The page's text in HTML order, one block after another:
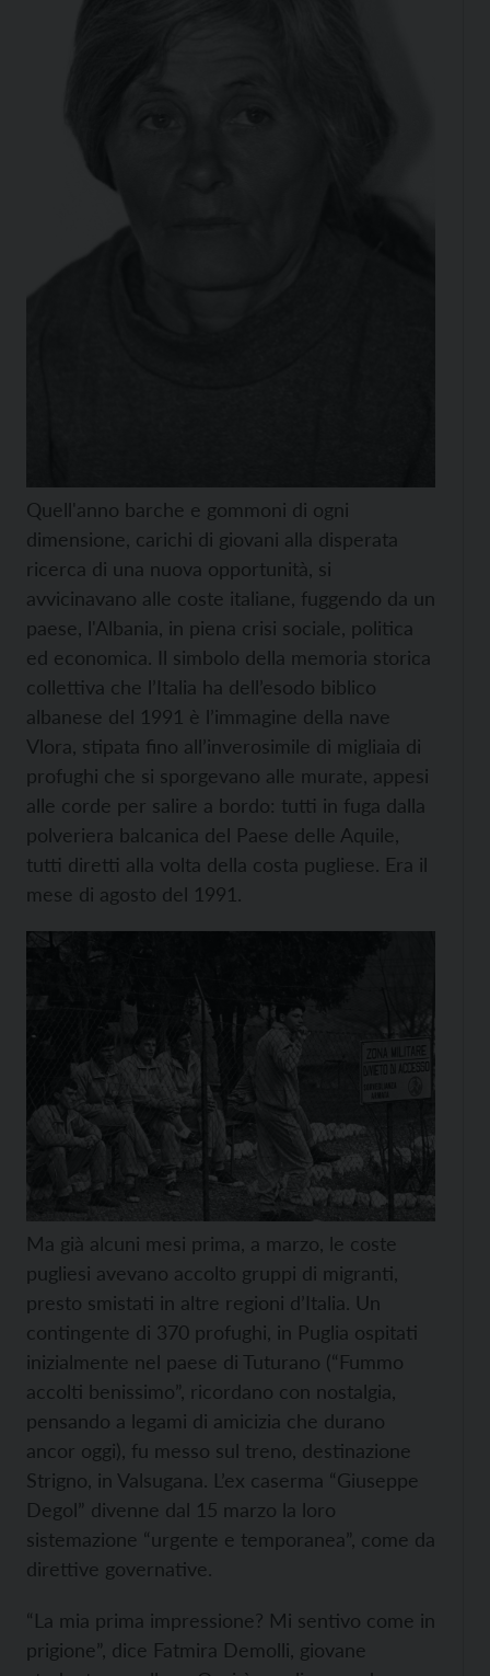
Quell'anno barche e gommoni di ogni
dimensione, carichi di giovani alla disperata
ricerca di una nuova opportunità, si
avvicinavano alle coste italiane, fuggendo da un
paese, l'Albania, in piena crisi sociale, politica
ed economica. Il simbolo della memoria storica
collettiva che l’Italia ha dell’esodo biblico
albanese del 1991 è l’immagine della nave
Vlora, stipata fino all’inverosimile di migliaia di
profughi che si sporgevano alle murate, appesi
alle corde per salire a bordo: tutti in fuga dalla
polveriera balcanica del Paese delle Aquile,
tutti diretti alla volta della costa pugliese. Era il
mese di agosto del 1991.
Ma già alcuni mesi prima, a marzo, le coste
pugliesi avevano accolto gruppi di migranti,
presto smistati in altre regioni d’Italia. Un
contingente di 370 profughi, in Puglia ospitati
inizialmente nel paese di Tuturano (“Fummo
accolti benissimo”, ricordano con nostalgia,
pensando a legami di amicizia che durano
ancor oggi), fu messo sul treno, destinazione
Strigno, in Valsugana. L’ex caserma “Giuseppe
Degol” divenne dal 15 marzo la loro
sistemazione “urgente e temporanea”, come da
direttive governative.
“La mia prima impressione? Mi sentivo come in
prigione”, dice Fatmira Demolli, giovane